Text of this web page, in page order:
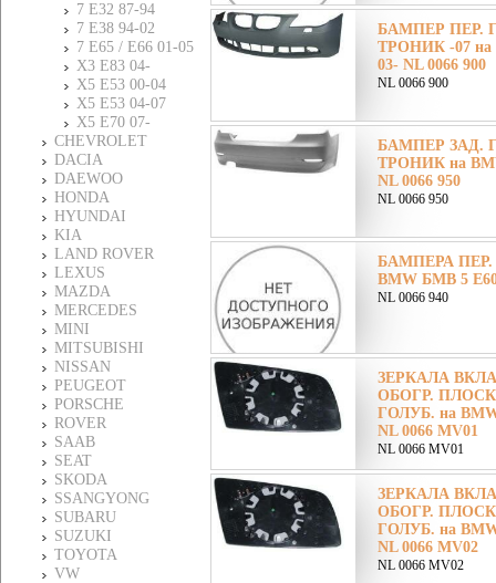
7 E32 87-94
7 E38 94-02
7 E65 / E66 01-05
X3 E83 04-
X5 E53 00-04
X5 E53 04-07
X5 E70 07-
CHEVROLET
DACIA
DAEWOO
HONDA
HYUNDAI
KIA
LAND ROVER
LEXUS
MAZDA
MERCEDES
MINI
MITSUBISHI
NISSAN
PEUGEOT
PORSCHE
ROVER
SAAB
SEAT
SKODA
SSANGYONG
SUBARU
SUZUKI
TOYOTA
VW
БАМПЕР ПЕР.
ТРОНИК -07 на
03- NL 0066 900
NL 0066 900
БАМПЕР ЗАД.
ТРОНИК на
NL 0066 950
NL 0066 950
БАМПЕРА
BMW БМВ 5 E60
NL 0066 940
ЗЕРКАЛА
ОБОГР.
ГОЛУБ. на
NL 0066 MV01
NL 0066 MV01
ЗЕРКАЛА
ОБОГР.
ГОЛУБ. на
NL 0066 MV02
NL 0066 MV02